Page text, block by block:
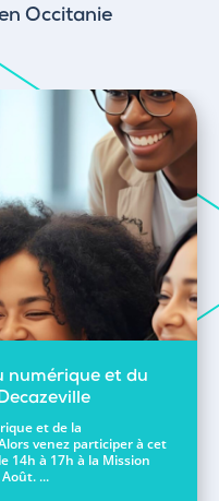
Occitanie
numérique et du
et de la
venez participer à cet
14h à 17h à la Mission
...